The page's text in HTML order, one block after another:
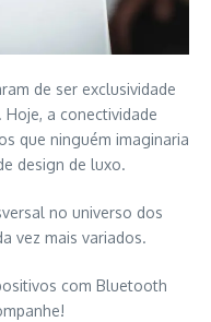
de ser exclusividade
a conectividade
que ninguém imaginaria
design de luxo.
no universo dos
vez mais variados.
com Bluetooth